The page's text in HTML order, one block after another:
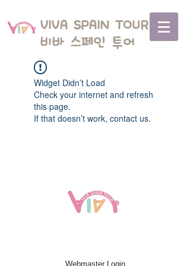
VIVA SPAIN TOUR
비바 스페인 투어
Widget Didn’t Load
Check your internet and refresh
this page.
If that doesn’t work, contact us.
Webmaster Login